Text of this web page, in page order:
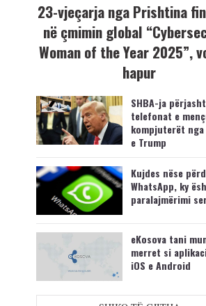
23-vjeçarja nga Prishtina
në çmimin global
Woman of the Year 2025”,
hapur
SHBA-ja
telefonat e
kompjuterët
e Trump
Kujdes nëse
WhatsApp, ky
paralajmërimi
eKosova tani
merret si
iOS e Android